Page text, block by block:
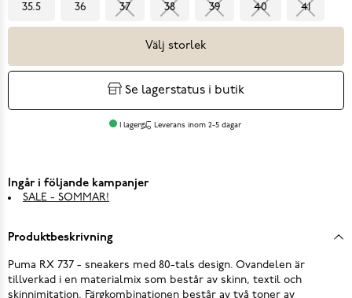
35.5 36 37 38 39 40 41
Välj storlek
Se lagerstatus i butik
I lager Leverans inom 2-5 dagar
Ingår i följande kampanjer
SALE - SOMMAR!
Produktbeskrivning
Puma RX 737 - sneakers med 80-tals design. Ovandelen är
tillverkad i en materialmix som består av skinn, textil och
skinnimitation. Färgkombinationen består av två toner av